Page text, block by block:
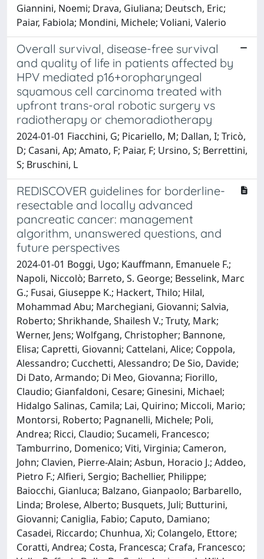
Giannini, Noemi; Drava, Giuliana; Deutsch, Eric;
Paiar, Fabiola; Mondini, Michele; Voliani, Valerio
Overall survival, disease-free survival
and quality of life in patients affected by
HPV mediated p16+oropharyngeal
squamous cell carcinoma treated with
upfront trans-oral robotic surgery vs
radiotherapy or chemoradiotherapy
2024-01-01 Fiacchini, G; Picariello, M; Dallan, I; Tricò,
D; Casani, Ap; Amato, F; Paiar, F; Ursino, S; Berrettini,
S; Bruschini, L
REDISCOVER guidelines for borderline-
resectable and locally advanced
pancreatic cancer: management
algorithm, unanswered questions, and
future perspectives
2024-01-01 Boggi, Ugo; Kauffmann, Emanuele F.;
Napoli, Niccolò; Barreto, S. George; Besselink, Marc
G.; Fusai, Giuseppe K.; Hackert, Thilo; Hilal,
Mohammad Abu; Marchegiani, Giovanni; Salvia,
Roberto; Shrikhande, Shailesh V.; Truty, Mark;
Werner, Jens; Wolfgang, Christopher; Bannone,
Elisa; Capretti, Giovanni; Cattelani, Alice; Coppola,
Alessandro; Cucchetti, Alessandro; De Sio, Davide;
Di Dato, Armando; Di Meo, Giovanna; Fiorillo,
Claudio; Gianfaldoni, Cesare; Ginesini, Michael;
Hidalgo Salinas, Camila; Lai, Quirino; Miccoli, Mario;
Montorsi, Roberto; Pagnanelli, Michele; Poli,
Andrea; Ricci, Claudio; Sucameli, Francesco;
Tamburrino, Domenico; Viti, Virginia; Cameron,
John; Clavien, Pierre-Alain; Asbun, Horacio J.; Addeo,
Pietro F.; Alfieri, Sergio; Bachellier, Philippe;
Baiocchi, Gianluca; Balzano, Gianpaolo; Barbarello,
Linda; Brolese, Alberto; Busquets, Juli; Butturini,
Giovanni; Caniglia, Fabio; Caputo, Damiano;
Casadei, Riccardo; Chunhua, Xi; Colangelo, Ettore;
Coratti, Andrea; Costa, Francesca; Crafa, Francesco;